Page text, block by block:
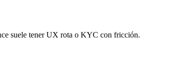
suele tener UX rota o KYC con fricción.